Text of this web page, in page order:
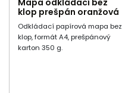
Mapa odkládací bez
klop prešpán oranžová
Odkládací papírová mapa bez
klop, formát A4, prešpánový
karton 350 g.